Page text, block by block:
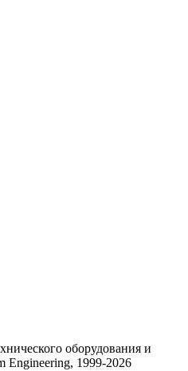
оборудования и
Engineering, 1999-2026